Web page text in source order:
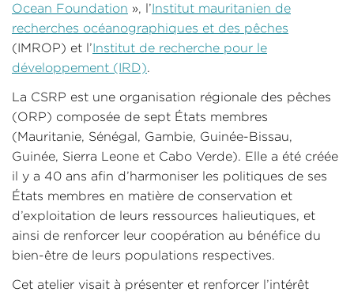
Ocean Foundation », l’Institut mauritanien de
recherches océanographiques et des pêches
(IMROP) et l’Institut de recherche pour le
développement (IRD).
La CSRP est une organisation régionale des pêches
(ORP) composée de sept États membres
(Mauritanie, Sénégal, Gambie, Guinée-Bissau,
Guinée, Sierra Leone et Cabo Verde). Elle a été créée
il y a 40 ans afin d’harmoniser les politiques de ses
États membres en matière de conservation et
d’exploitation de leurs ressources halieutiques, et
ainsi de renforcer leur coopération au bénéfice du
bien-être de leurs populations respectives.
Cet atelier visait à présenter et renforcer l’intérêt